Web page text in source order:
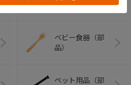
ズ（部品）
ベビー食器（部
品）
ペット用品（部